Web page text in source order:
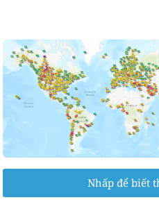
Nhấp để biết